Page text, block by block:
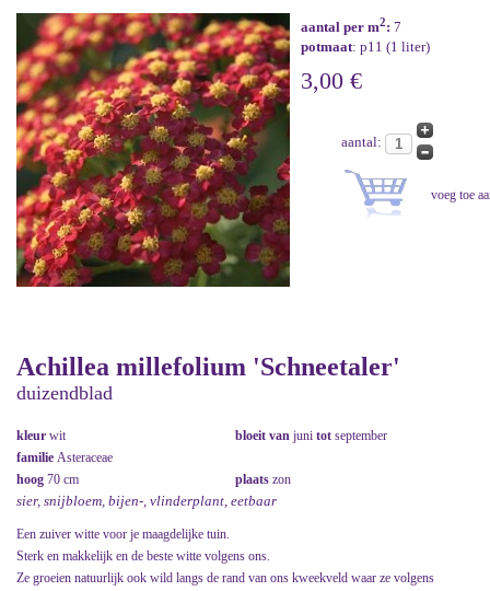
aantal per m2: 7
potmaat: p11 (1 liter)
3,00 €
aantal:
Achillea millefolium 'Schneetaler'
duizendblad
kleur wit bloeit van juni tot september
familie Asteraceae
hoog 70 cm plaats zon
sier, snijbloem, bijen-, vlinderplant, eetbaar
Een zuiver witte voor je maagdelijke tuin.
Sterk en makkelijk en de beste witte volgens ons.
Ze groeien natuurlijk ook wild langs de rand van ons kweekveld waar ze volgens